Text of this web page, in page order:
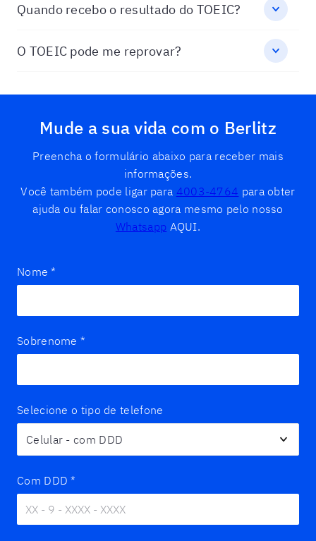
Quando recebo o resultado do TOEIC?
O TOEIC pode me reprovar?
Mude a sua vida com o Berlitz
Preencha o formulário abaixo para receber mais
informações.
Você também pode ligar para 4003-4764 para obter
ajuda ou falar conosco agora mesmo pelo nosso
Whatsapp AQUI.
Nome *
Sobrenome *
Selecione o tipo de telefone
Com DDD *